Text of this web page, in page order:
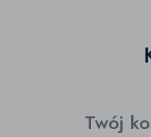
Twój